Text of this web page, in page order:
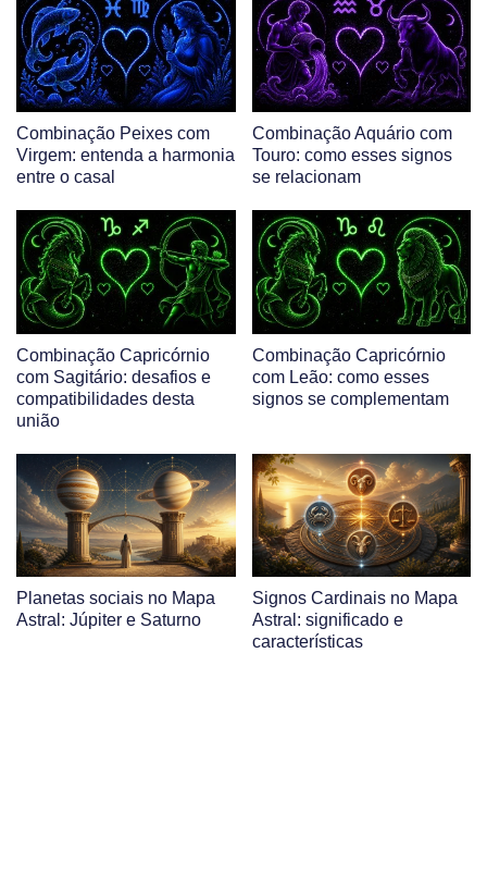
Combinação Peixes com
Virgem: entenda a harmonia
entre o casal
Combinação Aquário com
Touro: como esses signos
se relacionam
Combinação Capricórnio
com Sagitário: desafios e
compatibilidades desta
união
Combinação Capricórnio
com Leão: como esses
signos se complementam
Planetas sociais no Mapa
Astral: Júpiter e Saturno
Signos Cardinais no Mapa
Astral: significado e
características